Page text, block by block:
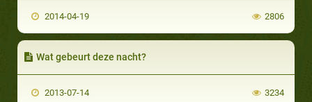
2014-04-19 2806
Wat gebeurt deze nacht?
2013-07-14 3234